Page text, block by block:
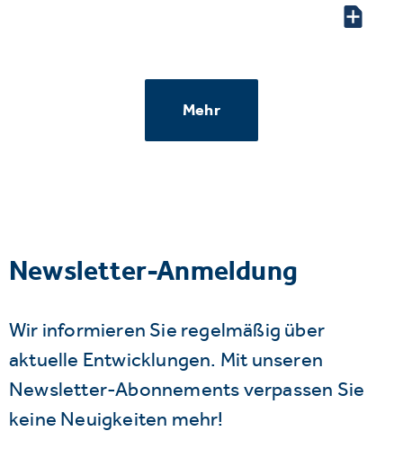
Mehr
Newsletter-Anmeldung
Wir informieren Sie regelmäßig über
aktuelle Entwicklungen. Mit unseren
Newsletter-Abonnements verpassen Sie
keine Neuigkeiten mehr!